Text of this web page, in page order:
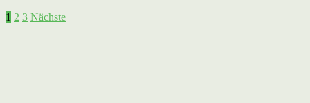
Seitennummerierung
1 2 3 Nächste